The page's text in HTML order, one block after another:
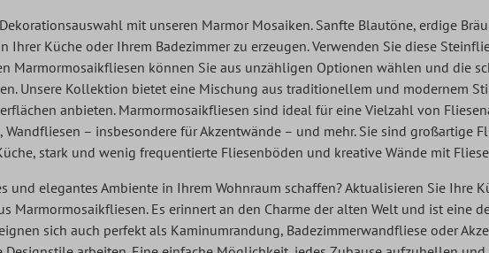
mit unseren Marmor Mosaiken. Sanfte Blautöne, erdige
Ihrer Küche oder Ihrem Badezimmer zu erzeugen. Verwenden Sie diese
Marmormosaikfliesen können Sie aus unzähligen Optionen wählen und die
Unsere Kollektion bietet eine Mischung aus traditionellem und modernem
anbieten. Marmormosaikfliesen sind ideal für eine Vielzahl von
– insbesondere für Akzentwände – und mehr. Sie sind großartige
stark und wenig frequentierte Fliesenböden und kreative Wände mit
und elegantes Ambiente in Ihrem Wohnraum schaffen? Aktualisieren Sie Ihre
Marmormosaikfliesen. Es erinnert an den Charme der alten Welt und ist eine
sich auch perfekt als Kaminumrandung, Badezimmerwandfliese oder